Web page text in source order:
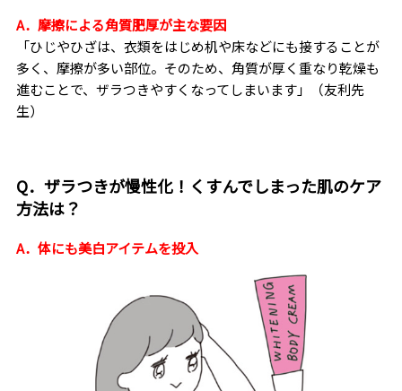
A．摩擦による角質肥厚が主な要因
「ひじやひざは、衣類をはじめ机や床などにも接することが
多く、摩擦が多い部位。そのため、角質が厚く重なり乾燥も
進むことで、ザラつきやすくなってしまいます」（友利先
生）
Q．ザラつきが慢性化！くすんでしまった肌のケア
方法は？
A．体にも美白アイテムを投入